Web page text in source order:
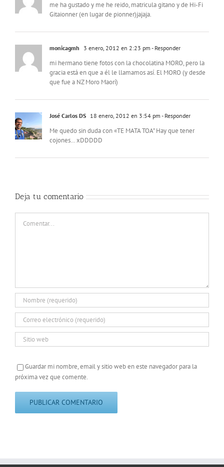
me ha gustado y me he reido, matricula gitano y de Hi-Fi
Gitaionner (en lugar de pionner)jajaja.
monicagmh 3 enero, 2012 en 2:23 pm - Responder
mi hermano tiene fotos con la chocolatina MORO, pero la
gracia está en que a él le llamamos así. El MORO (y desde
que fue a NZ Moro Maorí)
José Carlos DS 18 enero, 2012 en 3:54 pm - Responder
Me quedo sin duda con «TE MATA TOA” Hay que tener
cojones… xDDDDD
Deja tu comentario
Guardar mi nombre, email y sitio web en este navegador para la
próxima vez que comente.